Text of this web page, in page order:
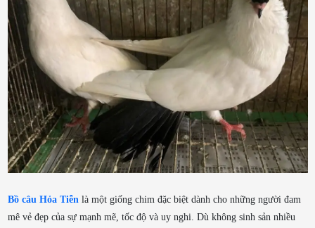
Bồ câu Hỏa Tiễn là một giống chim đặc biệt dành cho những người đam
mê vẻ đẹp của sự mạnh mẽ, tốc độ và uy nghi. Dù không sinh sản nhiều